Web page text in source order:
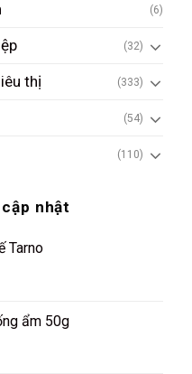
(6)
(32)
thị (333)
(54)
(110)
nhật
Tarno
ẩm 50g